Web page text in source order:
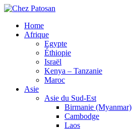
Home
Afrique
Egypte
Éthiopie
Israël
Kenya – Tanzanie
Maroc
Asie
Asie du Sud-Est
Birmanie (Myanmar)
Cambodge
Laos